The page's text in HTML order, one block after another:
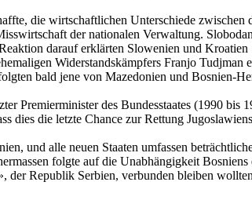
die wirtschaftlichen Unterschiede zwischen
der nationalen Verwaltung.
darauf erklärten Slowenien und
Widerstandskämpfers Franjo Tudjman
bald jene von Mazedonien und Bosnien-
des Bundesstaates (1990 bis
dies die letzte Chance zur Rettung
und alle neuen Staaten umfassen
folgte auf die Unabhängigkeit
der Republik Serbien, verbunden bleiben